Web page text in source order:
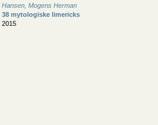
Hansen, Mogens Herman
38 mytologiske limericks
2015